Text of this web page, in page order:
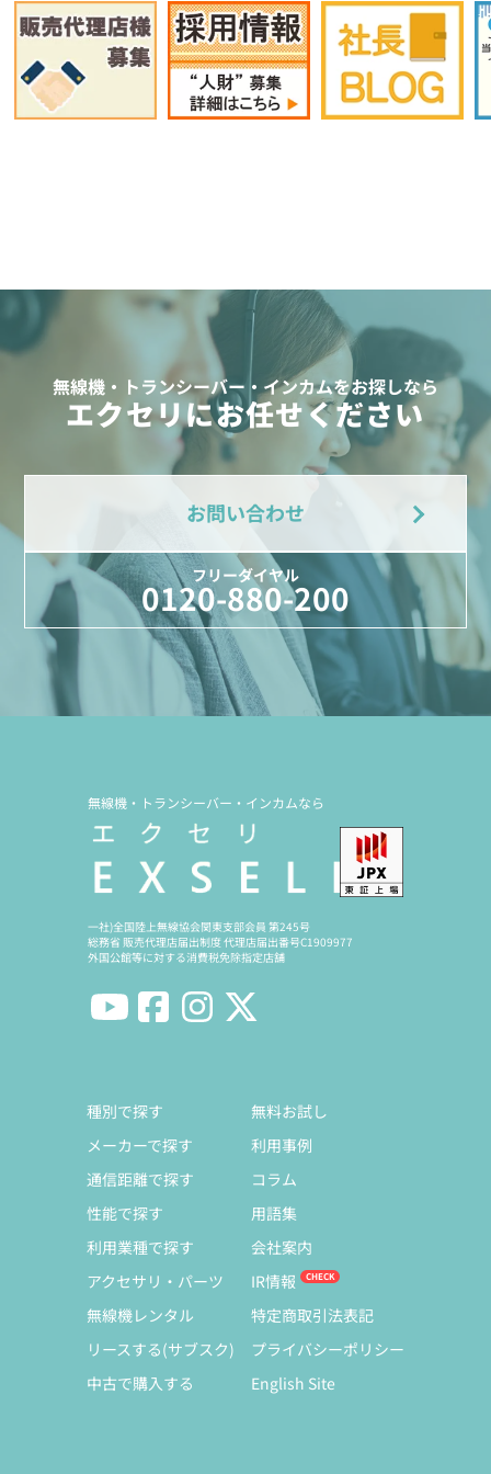
無線機・トランシーバー・インカムをお探しなら
エクセリにお任せください
お問い合わせ
フリーダイヤル
0120-880-200
無線機・トランシーバー・インカムなら
一社)全国陸上無線協会関東支部会員 第245号
総務省 販売代理店届出制度 代理店届出番号C1909977
外国公館等に対する消費税免除指定店舗
種別で探す
メーカーで探す
通信距離で探す
性能で探す
利用業種で探す
アクセサリ・パーツ
無線機レンタル
リースする(サブスク)
中古で購入する
無料お試し
利用事例
コラム
用語集
会社案内
IR情報
特定商取引法表記
プライバシーポリシー
English Site